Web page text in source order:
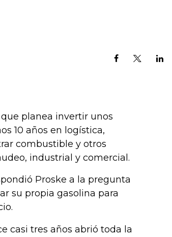
planea invertir unos
10 años en logística,
combustible y otros
industrial y comercial.
Proske a la pregunta
su propia gasolina para
casi tres años abrió toda la